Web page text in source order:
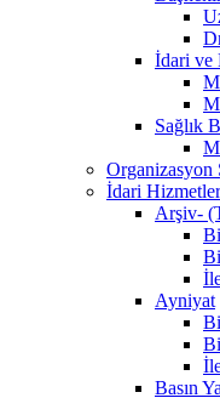
İdari ve
Sağlık
Organizasyon
İdari Hizmetler
Arşiv-
Ayniyat
Basın